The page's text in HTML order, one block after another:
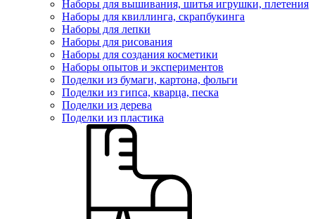
Наборы для вышивания, шитья игрушки, плетения
Наборы для квиллинга, скрапбукинга
Наборы для лепки
Наборы для рисования
Наборы для создания косметики
Наборы опытов и экспериментов
Поделки из бумаги, картона, фольги
Поделки из гипса, кварца, песка
Поделки из дерева
Поделки из пластика